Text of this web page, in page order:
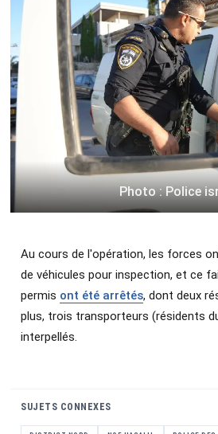
Photo : Police
Au cours de l'opération, les forces
de véhicules pour inspection, et ce
permis ont été arrêtés, dont deux
plus, trois transporteurs (résidents
interpellés.
SUJETS CONNEXES